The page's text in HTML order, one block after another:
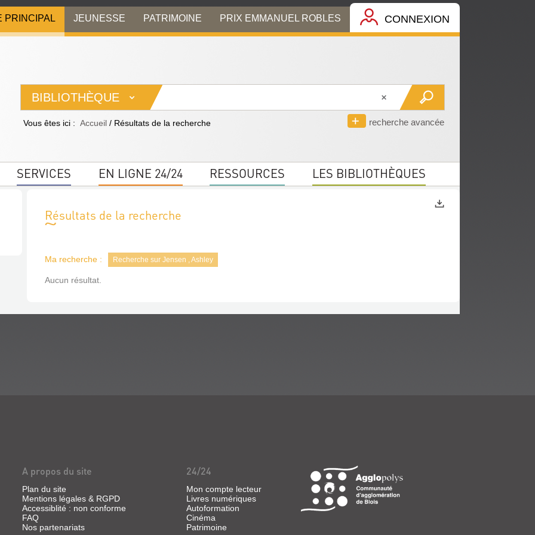
PRINCIPAL JEUNESSE PATRIMOINE PRIX EMMANUEL ROBLES CONNEXION
BIBLIOTHÈQUE
recherche avancée
Vous êtes ici : Accueil / Résultats de la recherche
SERVICES EN LIGNE 24/24 RESSOURCES LES BIBLIOTHÈQUES
Résultats de la recherche
Ma recherche : Recherche sur Jensen , Ashley
Aucun résultat.
A propos du site
Plan du site
Mentions légales & RGPD
Accessiblité : non conforme
FAQ
Nos partenariats
24/24
Mon compte lecteur
Livres numériques
Autoformation
Cinéma
Patrimoine